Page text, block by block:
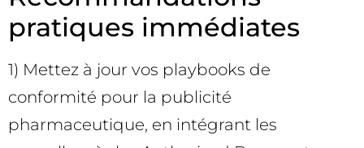
pratiques immédiates
1) Mettez à jour vos playbooks de
conformité pour la publicité
pharmaceutique, en intégrant les